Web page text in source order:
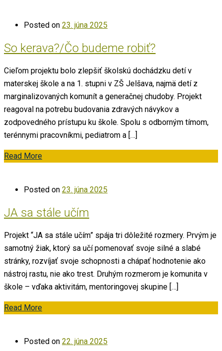
Posted on 23. júna 2025
So kerava?/Čo budeme robiť?
Cieľom projektu bolo zlepšiť školskú dochádzku detí v
materskej škole a na 1. stupni v ZŠ Jelšava, najmä detí z
marginalizovaných komunít a generačnej chudoby. Projekt
reagoval na potrebu budovania zdravých návykov a
zodpovedného prístupu ku škole. Spolu s odborným tímom,
terénnymi pracovníkmi, pediatrom a […]
Read More
Posted on 23. júna 2025
JA sa stále učím
Projekt “JA sa stále učím” spája tri dôležité rozmery. Prvým je
samotný žiak, ktorý sa učí pomenovať svoje silné a slabé
stránky, rozvíjať svoje schopnosti a chápať hodnotenie ako
nástroj rastu, nie ako trest. Druhým rozmerom je komunita v
škole – vďaka aktivitám, mentoringovej skupine […]
Read More
Posted on 22. júna 2025